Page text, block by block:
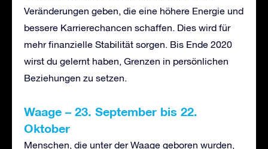
Veränderungen geben, die eine höhere Energie und
bessere Karrierechancen schaffen. Dies wird für
mehr finanzielle Stabilität sorgen. Bis Ende 2020
wirst du gelernt haben, Grenzen in persönlichen
Beziehungen zu setzen.
Waage – 23. September bis 22.
Oktober
Menschen, die unter der Waage geboren wurden,